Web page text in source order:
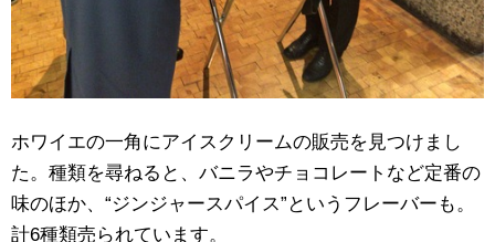
ホワイエの一角にアイスクリームの販売を見つけまし
た。種類を尋ねると、バニラやチョコレートなど定番の
味のほか、“ジンジャースパイス”というフレーバーも。
計6種類売られています。